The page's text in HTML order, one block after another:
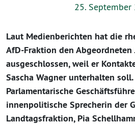
25. September
Laut Medienberichten hat die
AfD-Fraktion den Abgeordneten
ausgeschlossen, weil er
Sascha Wagner unterhalten
Parlamentarische
innenpolitische Sprecherin der
Landtagsfraktion, Pia